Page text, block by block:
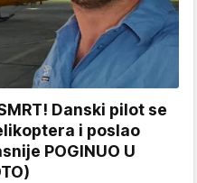
Danski pilot se
i poslao
POGINUO U